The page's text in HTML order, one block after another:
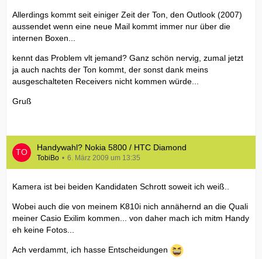
Allerdings kommt seit einiger Zeit der Ton, den Outlook (2007)
aussendet wenn eine neue Mail kommt immer nur über die
internen Boxen...
kennt das Problem vlt jemand? Ganz schön nervig, zumal jetzt
ja auch nachts der Ton kommt, der sonst dank meins
ausgeschalteten Receivers nicht kommen würde...
Gruß
Handywahl? Nokia 5800 / HTC Diamond
TobiBo 6. März 2009 um 13:35
Kamera ist bei beiden Kandidaten Schrott soweit ich weiß..
Wobei auch die von meinem K810i nich annähernd an die Quali
meiner Casio Exilim kommen... von daher mach ich mitm Handy
eh keine Fotos...
Ach verdammt, ich hasse Entscheidungen